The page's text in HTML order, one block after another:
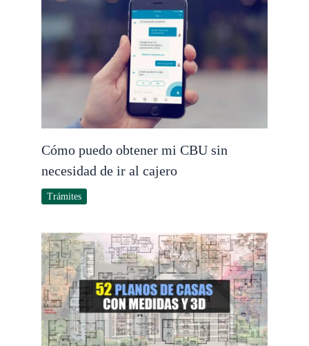
Cómo puedo obtener mi CBU sin
necesidad de ir al cajero
Trámites